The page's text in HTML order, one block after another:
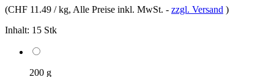
(CHF 11.49 / kg, Alle Preise inkl. MwSt. - zzgl. Versand )
Inhalt: 15 Stk
200 g